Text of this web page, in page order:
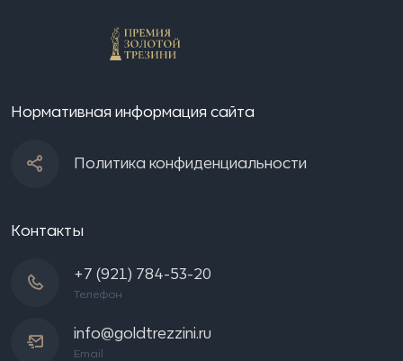
Нормативная информация сайта
Политика конфиденциальности
Контакты
+7 (921) 784-53-20
Телефон
info@goldtrezzini.ru
Email